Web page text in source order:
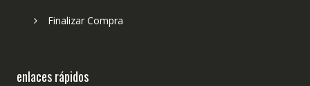
Finalizar Compra
enlaces rápidos